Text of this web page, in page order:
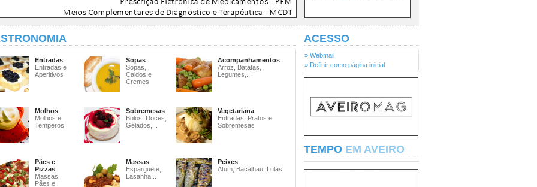
Entradas
Entradas e
Aperitivos
Sopas
Sopas,
Caldos e
Cremes
Acompanhamentos
Arroz, Batatas,
Legumes,...
Molhos
Molhos e
Temperos
Sobremesas
Bolos, Doces,
Gelados,...
Vegetariana
Entradas, Pratos e
Sobremesas
Pães e
Pizzas
Massas,
Pães e
Massas
Esparguete,
Lasanha...
Peixes
Atum, Bacalhau, Lulas
ACESSO
» Webmail
» Definir como página inicial
TEMPO EM AVEIRO